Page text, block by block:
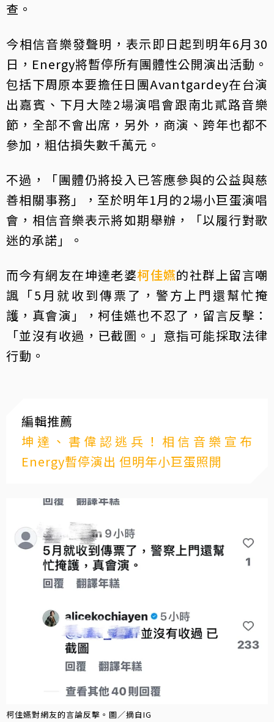
查。
今相信音樂發聲明，表示即日起到明年6月30
日，Energy將暫停所有團體性公開演出活動。
包括下周原本要擔任日團Avantgardey在台演
出嘉賓、下月大陸2場演唱會跟南北貳路音樂
節，全部不會出席，另外，商演、跨年也都不
參加，粗估損失數千萬元。
不過，「團體仍將投入已答應參與的公益與慈
善相關事務」，至於明年1月的2場小巨蛋演唱
會，相信音樂表示將如期舉辦，「以履行對歌
迷的承諾」。
而今有網友在坤達老婆柯佳嬿的社群上留言嘲
諷「5月就收到傳票了，警方上門還幫忙掩
護，真會演」，柯佳嬿也不忍了，留言反擊：
「並沒有收過，已截圖。」意指可能採取法律
行動。
編輯推薦
坤達、書偉認逃兵！相信音樂宣布
Energy暫停演出 但明年小巨蛋照開
柯佳嬿對網友的言論反擊。圖／摘自IG